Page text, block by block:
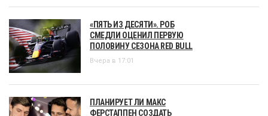
«ПЯТЬ ИЗ ДЕСЯТИ». РОБ
СМЕДЛИ ОЦЕНИЛ ПЕРВУЮ
ПОЛОВИНУ СЕЗОНА RED BULL
Вчера в 17:01
ПЛАНИРУЕТ ЛИ МАКС
ФЕРСТАППЕН СОЗДАТЬ